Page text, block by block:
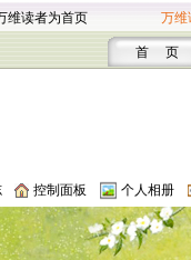
维读者为首页 万维
首 页
控制面板 个人相册